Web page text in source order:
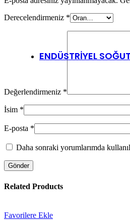
ENDÜSTRİYEL
Servis
Tam Boy
Dikey Cam
Derecelendirmeniz *
Değerlendirmeniz *
İsim *
E-posta *
Daha sonraki yorumlarımda
Related Products
Favorilere Ekle